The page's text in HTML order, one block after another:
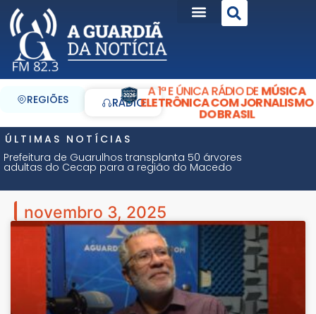
REGIÕES RÁDIO
A 1ª E ÚNICA RÁDIO DE MÚSICA
ELETRÔNICA COM JORNALISMO
DO BRASIL
ÚLTIMAS NOTÍCIAS
Prefeitura de Guarulhos transplanta 50 árvores
adultas do Cecap para a região do Macedo
novembro 3, 2025